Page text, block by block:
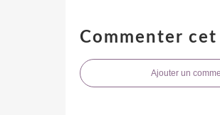
Commenter
Ajouter un